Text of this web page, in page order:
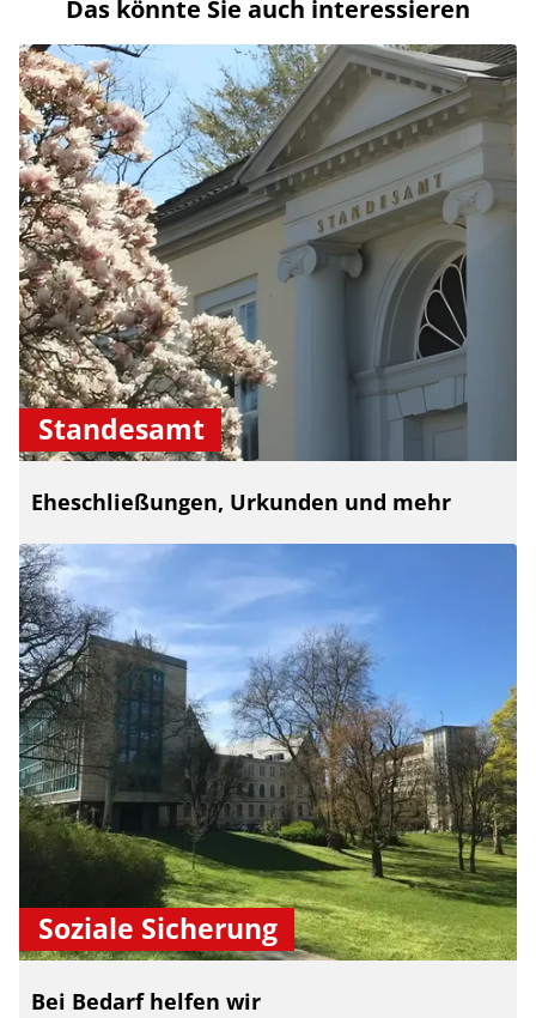
Das könnte Sie auch interessieren
Standesamt
Eheschließungen, Urkunden und mehr
Soziale Sicherung
Bei Bedarf helfen wir